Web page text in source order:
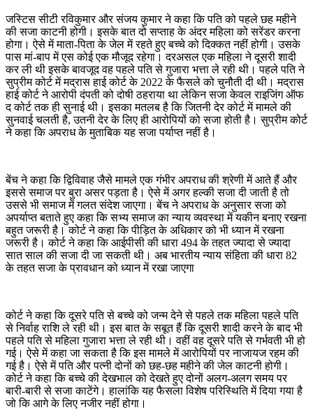
जस्टिस सीटी रविकुमार और संजय कुमार ने कहा कि पति को पहले छह महीने
की सजा काटनी होगी। इसके बात दो सप्ताह के अंदर महिला को सरेंडर करना
होगा। ऐसे में माता-पिता के जेल में रहते हुए बच्चे को दिक्कत नहीं होगी। उसके
पास मां-बाप में एस कोई एक मौजूद रहेगा। दरअसल एक महिला ने दूसरी शादी
कर ली थी इसके बावजूद वह पहले पति से गुजारा भत्ता ले रही थी। पहले पति ने
सुप्रीम कोर्ट में मद्रास हाई कोर्ट के 2022 के फैसले को चुनौती दी थी। मद्रास
हाई कोर्ट ने आरोपी दंपती को दोषी ठहराया था लेकिन सजा केवल राइजिंग ऑफ
द कोर्ट तक ही सुनाई थी। इसका मतलब है कि जितनी देर कोर्ट में मामले की
सुनवाई चलती है, उतनी देर के लिए ही आरोपियों को सजा होती है। सुप्रीम कोर्ट
ने कहा कि अपराध के मुताबिक यह सजा पर्याप्त नहीं है।
बेंच ने कहा कि द्विविवाह जैसे मामले एक गंभीर अपराध की श्रेणी में आते हैं और
इससे समाज पर बुरा असर पड़ता है। ऐसे में अगर हल्की सजा दी जाती है तो
उससे भी समाज में गलत संदेश जाएगा। बेंच ने अपराध के अनुसार सजा को
अपर्याप्त बताते हुए कहा कि सभ्य समाज का न्याय व्यवस्था में यकीन बनाए रखना
बहुत जरूरी है। कोर्ट ने कहा कि पीड़ित के अधिकार को भी ध्यान में रखना
जरूरी है। कोर्ट ने कहा कि आईपीसी की धारा 494 के तहत ज्यादा से ज्यादा
सात साल की सजा दी जा सकती थी। अब भारतीय न्याय संहिता की धारा 82
के तहत सजा के प्रावधान को ध्यान में रखा जाएगा
कोर्ट ने कहा कि दूसरे पति से बच्चे को जन्म देने से पहले तक महिला पहले पति
से निर्वाह राशि ले रही थी। इस बात के सबूत हैं कि दूसरी शादी करने के बाद भी
पहले पति से महिला गुजारा भत्ता ले रही थी। वहीं वह दूसरे पति से गर्भवती भी हो
गई। ऐसे में कहा जा सकता है कि इस मामले में आरोपियों पर नाजायज रहम की
गई है। ऐसे में पति और पत्नी दोनों को छह-छह महीने की जेल काटनी होगी।
कोर्ट ने कहा कि बच्चे की देखभाल को देखते हुए दोनों अलग-अलग समय पर
बारी-बारी से सजा काटेंगे। हालांकि यह फैसला विशेष परिस्थिति में दिया गया है
जो कि आगे के लिए नजीर नहीं होगा।